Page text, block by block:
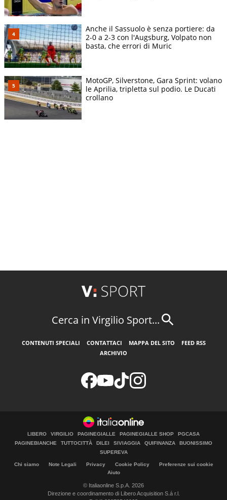
Anche il Sassuolo è senza portiere: da
2-0 a 2-3 con l'Augsburg, Volpato non
basta, che errori di Muric
MotoGP, Silverstone, Gara Sprint: volano
le Aprilia, tripletta sul podio. Le Ducati
crollano
Cerca in Virgilio Sport...
CONTENUTI SPECIALI CONTATTACI MAPPA DEL SITO
FEED RSS
ARCHIVIO
LIBERO VIRGILIO PAGINEGIALLE PAGINEGIALLE SHOP
PGCASA
PAGINEBIANCHE
TUTTOCITTÀ DILEI SIVIAGGIA QUIFINANZA
BUONISSIMO
SUPEREVA
Chi siamo Note Legali Privacy Cookie Policy
Preferenze sui cookie
Aiuto
© Italiaonline S.p.A. 2026
Direzione e coordinamento di Libero Acquisition S.á r.l.